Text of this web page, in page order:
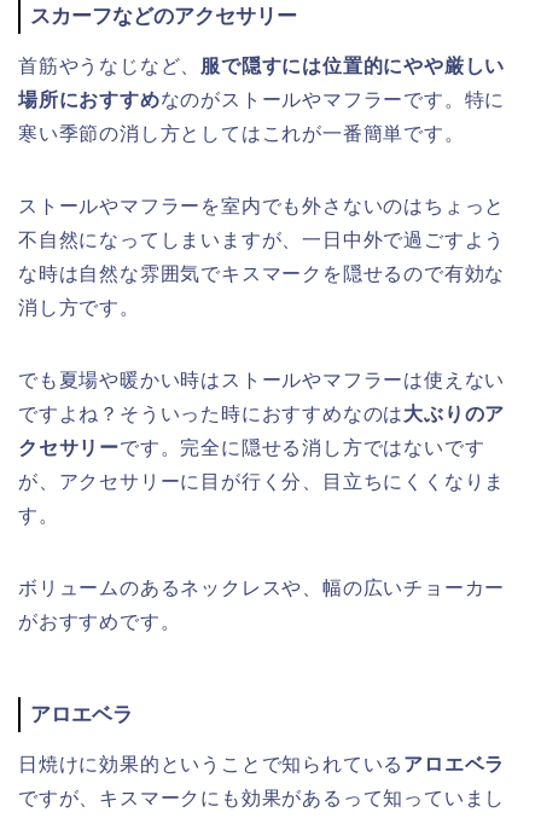
スカーフなどのアクセサリー
首筋やうなじなど、
服で隠すには位置的にやや厳しい
場所におすすめなのがストールやマフラーです。特に
寒い季節の消し方としてはこれが一番簡単です。
ストールやマフラーを室内でも外さないのはちょっと
不自然になってしまいますが、一日中外で過ごすよう
な時は自然な雰囲気でキスマークを隠せるので有効な
消し方です。
でも夏場や暖かい時はストールやマフラーは使えない
ですよね？そういった時におすすめなのは大ぶりのア
クセサリーです。完全に隠せる消し方ではないです
が、アクセサリーに目が行く分、目立ちにくくなりま
す。
ボリュームのあるネックレスや、幅の広いチョーカー
がおすすめです。
アロエベラ
日焼けに効果的ということで知られている アロエベラ
ですが、キスマークにも効果があるって知っていまし